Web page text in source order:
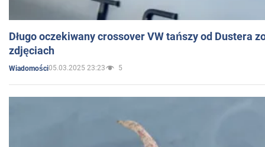
Długo oczekiwany crossover VW tańszy od Dustera
zdjęciach
Wiadomości05.03.2025 23:23 5